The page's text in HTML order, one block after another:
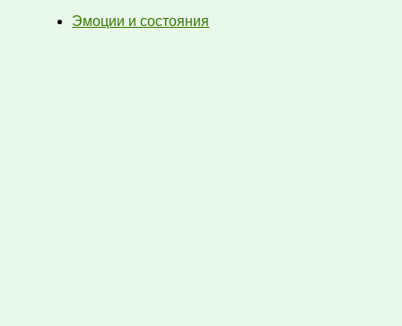
Эмоции и состояния